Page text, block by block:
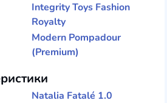
Integrity Toys Fashion
Royalty
Modern Pompadour
(Premium)
Natalia Fatalé 1.0